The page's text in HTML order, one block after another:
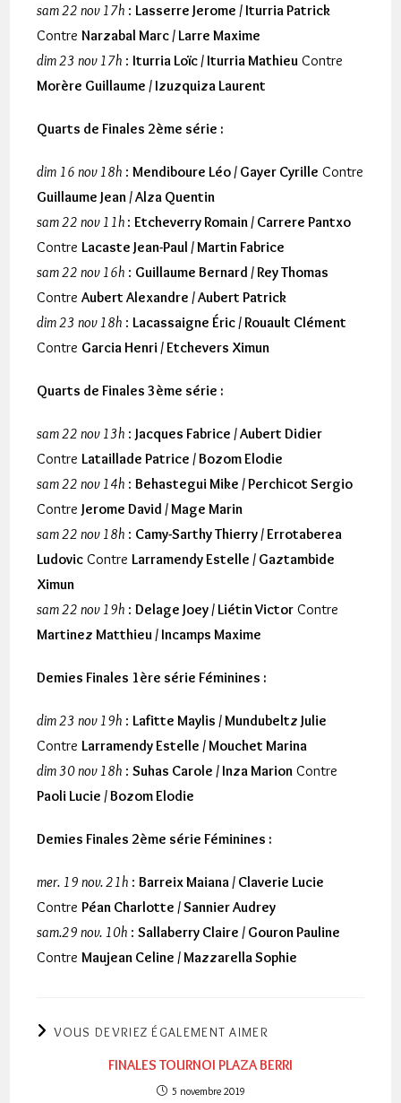
sam 22 nov 17h : Lasserre Jerome / Iturria Patrick
ContreNarzabal Marc / Larre Maxime
dim 23 nov 17h : Iturria Loïc / Iturria Mathieu Contre
Morère Guillaume / Izuzquiza Laurent
Quarts de Finales 2ème série :
dim 16 nov 18h :Mendiboure Léo / Gayer Cyrille Contre
Guillaume Jean / Alza Quentin
sam 22 nov 11h :Etcheverry Romain / Carrere Pantxo
Contre Lacaste Jean-Paul / Martin Fabrice
sam 22 nov 16h : Guillaume Bernard / Rey Thomas
ContreAubert Alexandre / Aubert Patrick
dim 23 nov 18h : Lacassaigne Éric / Rouault Clément
Contre Garcia Henri / Etchevers Ximun
Quarts de Finales 3ème série :
sam 22 nov 13h : Jacques Fabrice / Aubert Didier
Contre Lataillade Patrice / Bozom Elodie
sam 22 nov 14h :Behastegui Mike / Perchicot Sergio
Contre Jerome David / Mage Marin
sam 22 nov 18h : Camy-Sarthy Thierry / Errotaberea
Ludovic Contre Larramendy Estelle / Gaztambide
Ximun
sam 22 nov 19h :Delage Joey / Liétin Victor Contre
Martinez Matthieu / Incamps Maxime
Demies Finales 1ère série Féminines :
dim 23 nov 19h : Lafitte Maylis / Mundubeltz Julie
Contre Larramendy Estelle / Mouchet Marina
dim 30 nov 18h :Suhas Carole / Inza Marion Contre
Paoli Lucie / Bozom Elodie
Demies Finales 2ème série Féminines :
mer. 19 nov. 21h :Barreix Maiana / Claverie Lucie
ContrePéan Charlotte / Sannier Audrey
sam.29 nov. 10h :Sallaberry Claire / Gouron Pauline
ContreMaujean Celine / Mazzarella Sophie
VOUS DEVRIEZ ÉGALEMENT AIMER
FINALES TOURNOI PLAZA BERRI
5 novembre 2019